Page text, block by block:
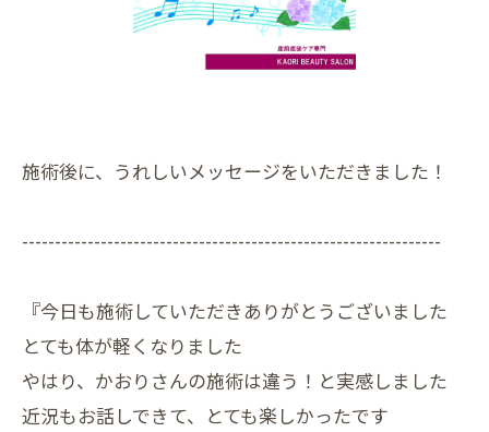
施術後に、うれしいメッセージをいただきました！
----------------------------------------------------------------
『今日も施術していただきありがとうございました
とても体が軽くなりました
やはり、かおりさんの施術は違う！と実感しました
近況もお話しできて、とても楽しかったです